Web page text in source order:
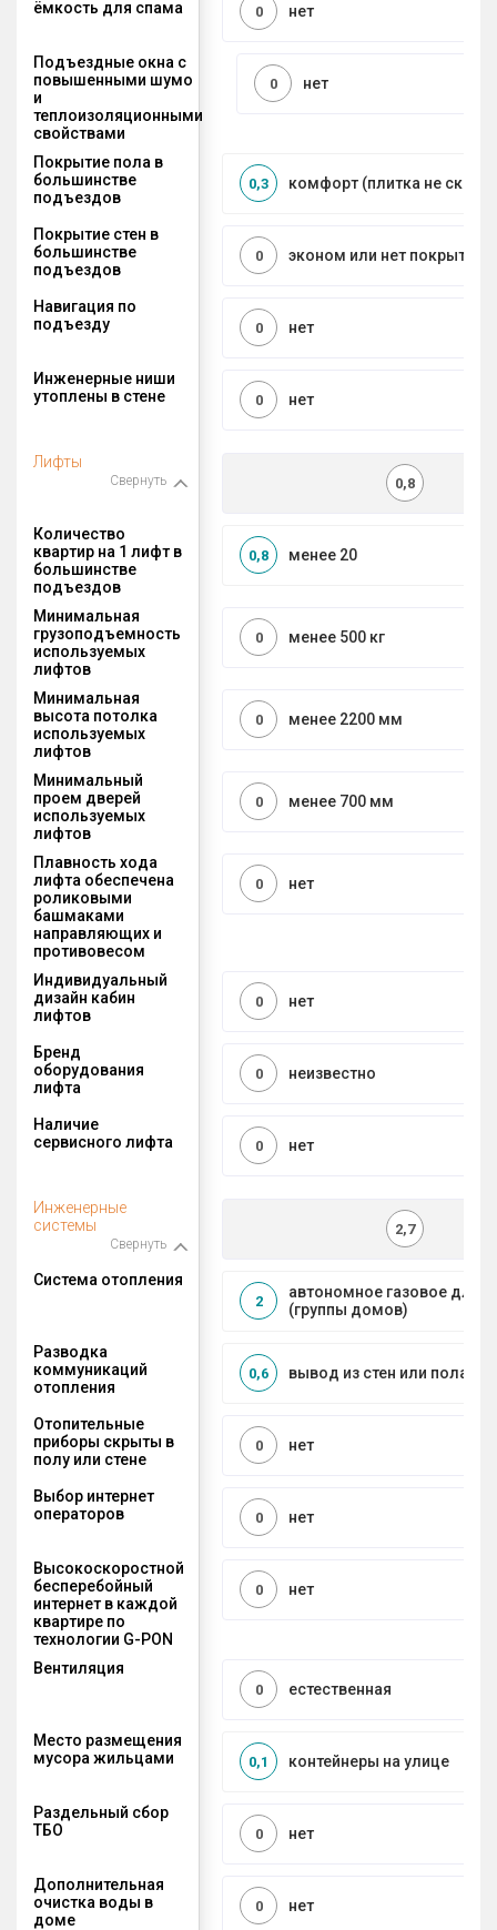
ёмкость для спама нет
0
Подъездные окна с
повышенными шумо
и
теплоизоляционными
свойствами
нет
0
Покрытие пола в
большинстве
подъездов
комфорт (плитка не
0,3
Покрытие стен в
большинстве
подъездов
эконом или нет покрытия
0
Навигация по
подъезду
нет
0
Инженерные ниши
утоплены в стене
нет
0
Лифты
Свернуть 0,8
Количество
квартир на 1 лифт в
большинстве
подъездов
менее 20
0,8
Минимальная
грузоподъемность
используемых
лифтов
менее 500 кг
0
Минимальная
высота потолка
используемых
лифтов
менее 2200 мм
0
Минимальный
проем дверей
используемых
лифтов
менее 700 мм
0
Плавность хода
лифта обеспечена
роликовыми
башмаками
направляющих и
противовесом
нет
0
Индивидуальный
дизайн кабин
лифтов
нет
0
Бренд
оборудования
лифта
неизвестно
0
Наличие
сервисного лифта
нет
0
Инженерные
системы
Свернуть
2,7
Система отопления
автономное газовое для
(группы домов)
2
Разводка
коммуникаций
отопления
вывод из стен или пола
0,6
Отопительные
приборы скрыты в
полу или стене
нет
0
Выбор интернет
операторов
нет
0
Высокоскоростной
бесперебойный
интернет в каждой
квартире по
технологии G-PON
нет
0
Вентиляция
естественная
0
Место размещения
мусора жильцами
контейнеры на улице
0,1
Раздельный сбор
ТБО
нет
0
Дополнительная
очистка воды в
доме
нет
0